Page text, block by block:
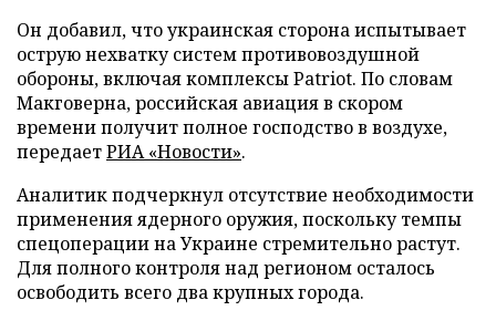
Он добавил, что украинская сторона испытывает
острую нехватку систем противовоздушной
обороны, включая комплексы Patriot. По словам
Макговерна, российская авиация в скором
времени получит полное господство в воздухе,
передаетРИА «Новости».
Аналитик подчеркнул отсутствие необходимости
применения ядерного оружия, поскольку темпы
спецоперации на Украине стремительно растут.
Для полного контроля над регионом осталось
освободить всего два крупных города.